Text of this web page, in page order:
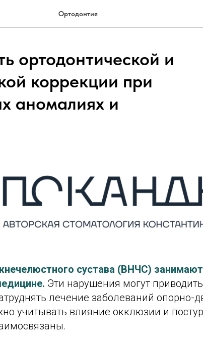
Ортодонтия
ортодонтической и
коррекции при
аномалиях и
сустава (ВНЧС)
Эти нарушения могут
лечение заболеваний опорно-
учитывать влияние окклюзии и